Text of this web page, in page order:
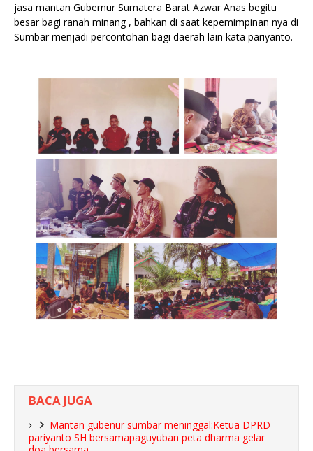
jasa mantan Gubernur Sumatera Barat Azwar Anas begitu
besar bagi ranah minang , bahkan di saat kepemimpinan nya di
Sumbar menjadi percontohan bagi daerah lain kata pariyanto.
BACA JUGA
Mantan gubenur sumbar meninggal:Ketua DPRD
pariyanto SH bersamapaguyuban peta dharma gelar